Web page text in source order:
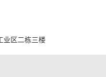
业区二栋三楼